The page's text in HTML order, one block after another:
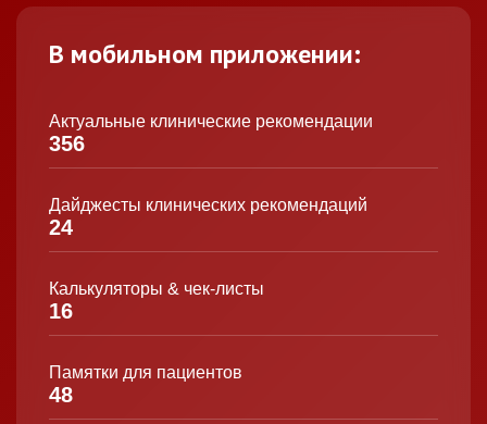
В мобильном приложении:
Актуальные клинические рекомендации
356
Дайджесты клинических рекомендаций
24
Калькуляторы & чек-листы
16
Памятки для пациентов
48